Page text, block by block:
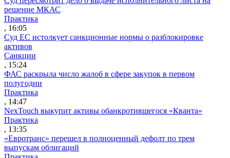
решение МКАС
Практика
, 16:05
Суд ЕС истолкует санкционные нормы о разблокировке
активов
Санкции
, 15:24
ФАС раскрыла число жалоб в сфере закупок в первом
полугодии
Практика
, 14:47
NexTouch выкупит активы обанкротившегося «Кванта»
Практика
, 13:35
«Евротранс» перешел в полноценный дефолт по трем
выпускам облигаций